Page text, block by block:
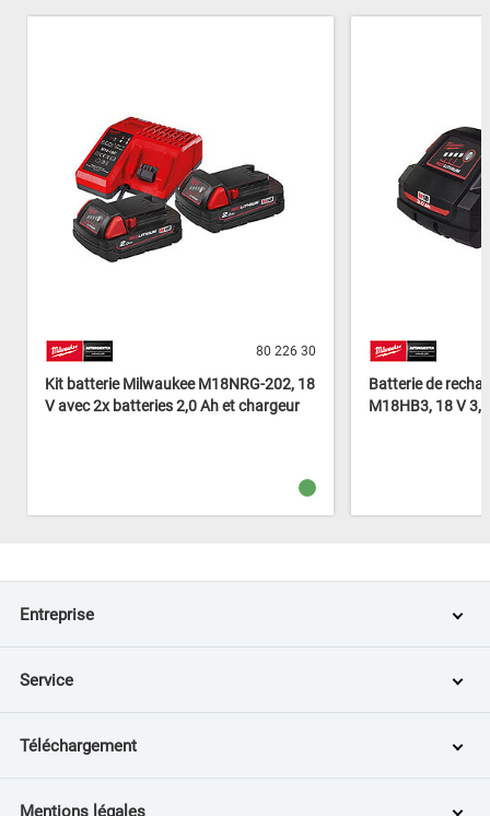
80 226 30
Kit batterie Milwaukee M18NRG-202, 18
V avec 2x batteries 2,0 Ah et chargeur
Batterie de
M18HB3, 18 V
Entreprise
Service
Téléchargement
Mentions légales